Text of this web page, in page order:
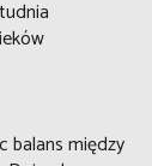
balans między